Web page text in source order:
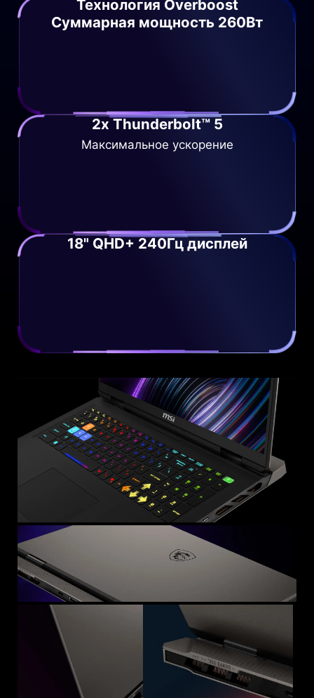
Технология Overboost
Суммарная мощность 260Вт
2x Thunderbolt™ 5
Максимальное ускорение
18" QHD+ 240Гц дисплей